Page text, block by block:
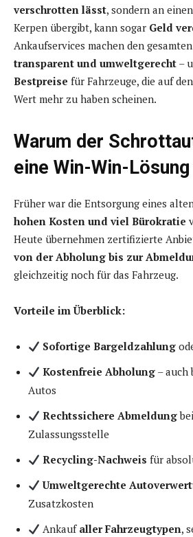
verschrotten lässt, sondern an einen
Kerpen übergibt, kann sogar Geld
Ankaufservices machen den
transparent und umweltgerecht –
Bestpreise für Fahrzeuge, die auf
Wert mehr zu haben scheinen.
Warum der
eine Win-Win-
Früher war die Entsorgung eines
hohen Kosten und viel Bürokratie
Heute übernehmen zertifizierte
von der Abholung bis zur
gleichzeitig noch für das Fahrzeug.
Vorteile im Überblick:
Sofortige Bargeldzahlung
Kostenfreie Abholung – auch
Autos
Rechtssichere Abmeldung
Zulassungsstelle
Recycling-Nachweis für
Umweltgerechte
Zusatzkosten
Ankauf aller Fahrzeugtypen,